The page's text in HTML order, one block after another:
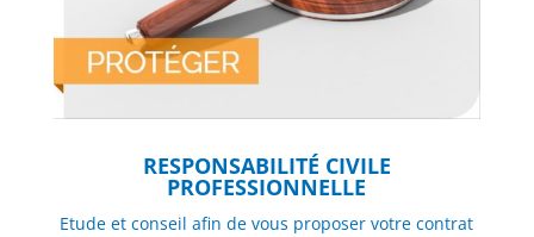
RESPONSABILITÉ CIVILE
PROFESSIONNELLE
Etude et conseil afin de vous proposer votre contrat